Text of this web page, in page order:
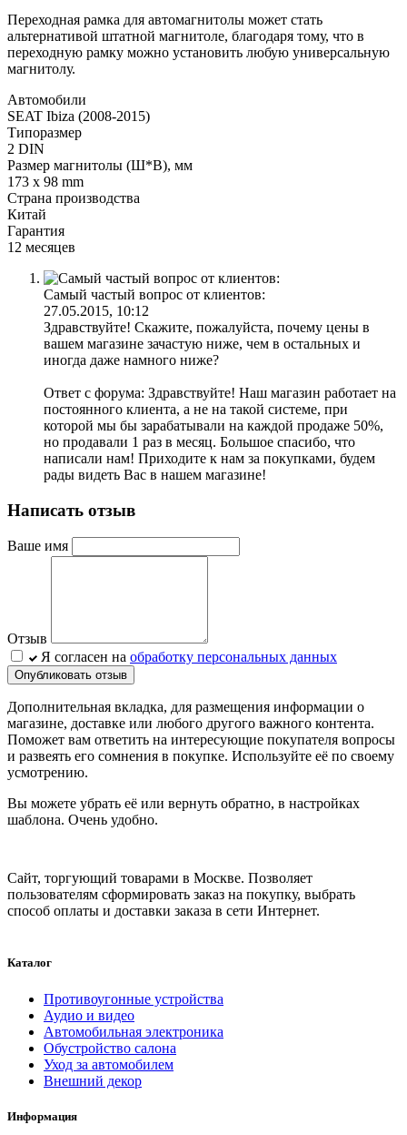
Переходная рамка для автомагнитолы может стать
альтернативой штатной магнитоле, благодаря тому, что в
переходную рамку можно установить любую универсальную
магнитолу.
Автомобили
SEAT Ibiza (2008-2015)
Типоразмер
2 DIN
Размер магнитолы (Ш*В), мм
173 x 98 mm
Страна производства
Китай
Гарантия
12 месяцев
Самый частый вопрос от клиентов:
27.05.2015, 10:12
Здравствуйте! Скажите, пожалуйста, почему цены в
вашем магазине зачастую ниже, чем в остальных и
иногда даже намного ниже?
Ответ с форума: Здравствуйте! Наш магазин работает на
постоянного клиента, а не на такой системе, при
которой мы бы зарабатывали на каждой продаже 50%,
но продавали 1 раз в месяц. Большое спасибо, что
написали нам! Приходите к нам за покупками, будем
рады видеть Вас в нашем магазине!
Написать отзыв
Ваше имя
Отзыв
Я согласен на обработку персональных данных
Опубликовать отзыв
Дополнительная вкладка, для размещения информации о
магазине, доставке или любого другого важного контента.
Поможет вам ответить на интересующие покупателя вопросы
и развеять его сомнения в покупке. Используйте её по своему
усмотрению.
Вы можете убрать её или вернуть обратно, в настройках
шаблона. Очень удобно.
Сайт, торгующий товарами в Москве. Позволяет
пользователям сформировать заказ на покупку, выбрать
способ оплаты и доставки заказа в сети Интернет.
Каталог
Противоугонные устройства
Аудио и видео
Автомобильная электроника
Обустройство салона
Уход за автомобилем
Внешний декор
Информация